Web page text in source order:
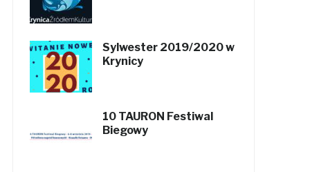
Sylwester 2019/2020 w
Krynicy
10 TAURON Festiwal
Biegowy